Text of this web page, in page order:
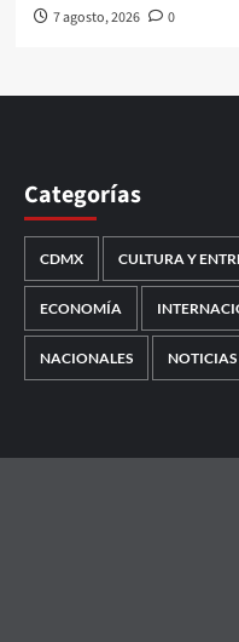
7 agosto, 2026 0
Categorías
CDMX CULTURA Y
ECONOMÍA
NACIONALES NOTICIAS